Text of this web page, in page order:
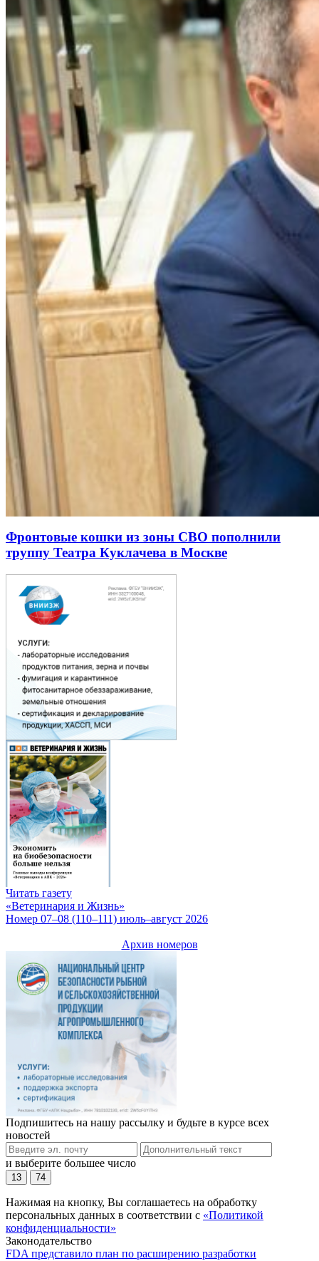
Фронтовые кошки из зоны СВО пополнили
труппу Театра Куклачева в Москве
Читать газету
«Ветеринария и Жизнь»
Номер 07–08 (110–111) июль–август 2026
Архив номеров
Подпишитесь на нашу рассылку и будьте в курсе всех
новостей
и выберите большее число
13 74
Нажимая на кнопку, Вы соглашаетесь на обработку
персональных данных в соответствии с «Политикой
конфиденциальности»
Законодательство
FDA представило план по расширению разработки